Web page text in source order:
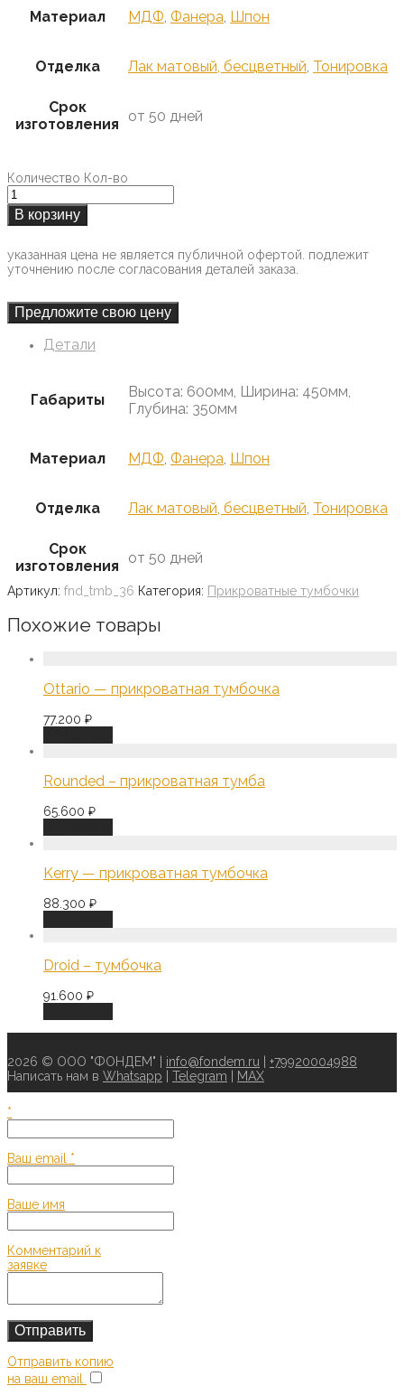
Материал МДФ Фанера Шпон
Отделка Лак матовый, бесцветный Тонировка
Срок
изготовления
от 50 дней
Количество Кол-во
В корзину
указанная цена не является публичной офертой. подлежит
уточнению после согласования деталей заказа.
Предложите свою цену
Детали
Габариты
Высота: 600мм, Ширина: 450мм,
Глубина: 350мм
Материал МДФ Фанера Шпон
Отделка Лак матовый, бесцветный Тонировка
Срок
изготовления
от 50 дней
Артикул: fnd_tmb_36 Категория: Прикроватные тумбочки
Похожие товары
Ottario — прикроватная тумбочка
77.200 ₽
Rounded – прикроватная тумба
65.600 ₽
Kerry — прикроватная тумбочка
88.300 ₽
Droid – тумбочка
91.600 ₽
2026 © ООО "ФОНДЕМ" | info@fondem.ru
+79920004988
Написать нам в Whatsapp Telegram MAX
*
Ваш email *
Ваше имя
Комментарий к
заявке
Отправить копию
на ваш email